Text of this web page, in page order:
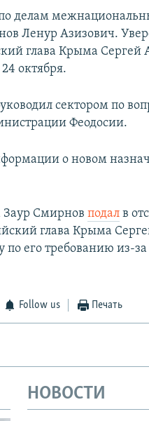
делам
Ленур Азизович.
глава Крыма Сергей
октября.
сектором по
Феодосии.
о новом
Заур Смирновподал в
глава Крыма
по его требованию из-
Follow us Печать
НОВОСТИ